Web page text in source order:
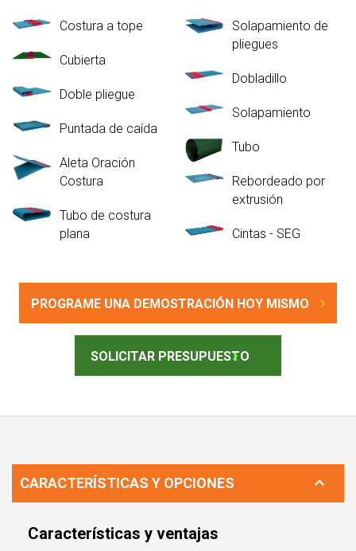
PROGRAME UNA DEMOSTRACIÓN HOY MISMO
SOLICITAR PRESUPUESTO
Costura a tope
Cubierta
Doble pliegue
Puntada de caída
Aleta Oración
Costura
Tubo de costura
plana
Solapamiento de
pliegues
Dobladillo
Solapamiento
Tubo
Rebordeado por
extrusión
Cintas - SEG
CARACTERÍSTICAS Y OPCIONES
Características y ventajas